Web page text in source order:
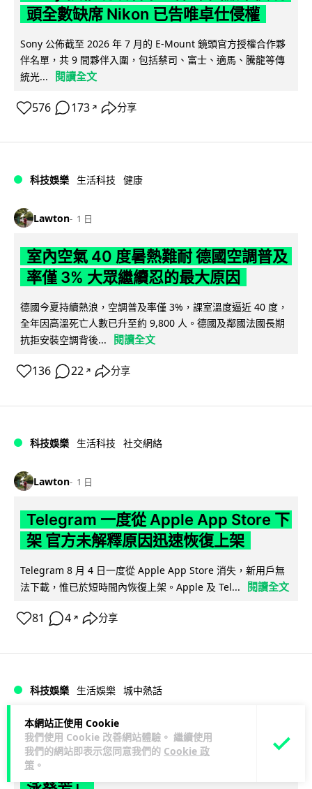
本網站正使用 Cookie
我們使用 Cookie 改善網站體驗。 繼續使用
我們的網站即表示您同意我們的 Cookie 政
策 。
頭全數缺席 Nikon 已告唯卓仕侵權
Sony 公佈截至 2026 年 7 月的 E-Mount 鏡頭官方授權合作夥
伴名單，共 9 間夥伴入圍，包括蔡司、富士、適馬、騰龍等傳
統光...
閱讀全文
576 173 ↗ 分享
科技娛樂 生活科技 健康
Lawton 1 日
室內空氣 40 度暑熱難耐 德國空調普及
率僅 3% 大眾繼續忍的最大原因
德國今夏持續熱浪，空調普及率僅 3%，課室溫度逼近 40 度，
全年因高溫死亡人數已升至約 9,800 人。德國及鄰國法國長期
抗拒安裝空調背後...
閱讀全文
136 22 ↗ 分享
科技娛樂 生活科技 社交網絡
Lawton 1 日
Telegram 一度從 Apple App Store 下
架 官方未解釋原因迅速恢復上架
Telegram 8 月 4 日一度從 Apple App Store 消失，新用戶無
法下載，惟已於短時間內恢復上架。Apple 及 Tel...
閱讀全文
81 4 ↗ 分享
科技娛樂 生活娛樂 城中熱話
Lawton 1 日
葵芳街燈狂閃近 1 小時 網民笑稱「幻彩